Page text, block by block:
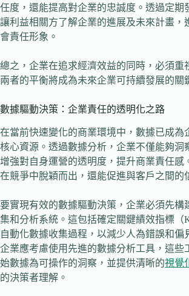
任度，還能提高對企業的忠誠度。透過定期
讓利益相關方了解企業的進展及未來計畫，
會責任形象。
總之，企業在追求經濟效益的同時，必須重
兩者的平衡將成為未來企業可持續發展的關
數據驅動決策：企業責任的透明化之路
在當前快速變化的商業環境中，數據已成為
核心資源。透過數據分析，企業不僅能夠洞
增強對自身運營的透明度，提升商業責任感
在競爭中脫穎而出，還能促進與客戶之間的
要實現有效的數據驅動決策，企業必須先構
集和分析系統。這包括確定關鍵績效指標（
自動化數據收集過程，以減少人為錯誤和偏
企業應考慮使用先進的數據分析工具，這些
始數據為可操作的洞察，並提供清晰的視覺
的決策者理解。